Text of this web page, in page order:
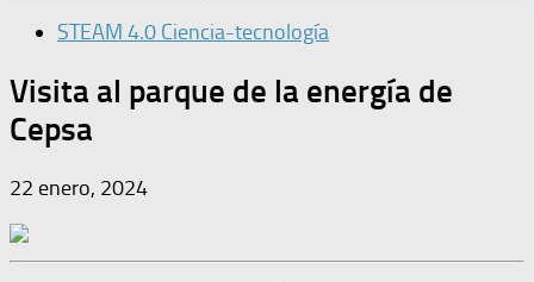
STEAM 4.0 Ciencia-tecnología
Visita al parque de la energía de
Cepsa
22 enero, 2024